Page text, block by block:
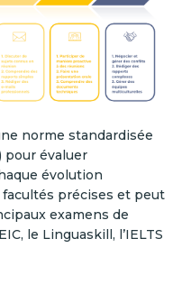
norme standardisée
pour évaluer
évolution
précises et peut
examens de
le Linguaskill, l’IELTS